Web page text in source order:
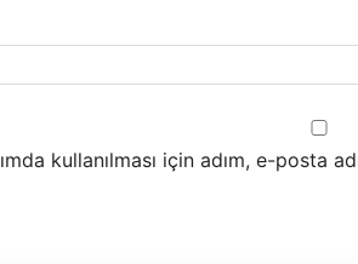
kullanılması için adım, e-posta